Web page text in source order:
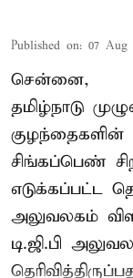
Published on: 07 Aug
சென்னை,
தமிழ்நாடு
குழந்தைகளின்
சிங்கப்பெண்
எடுக்கப்பட்ட
அலுவலகம்
டி.ஜி.பி